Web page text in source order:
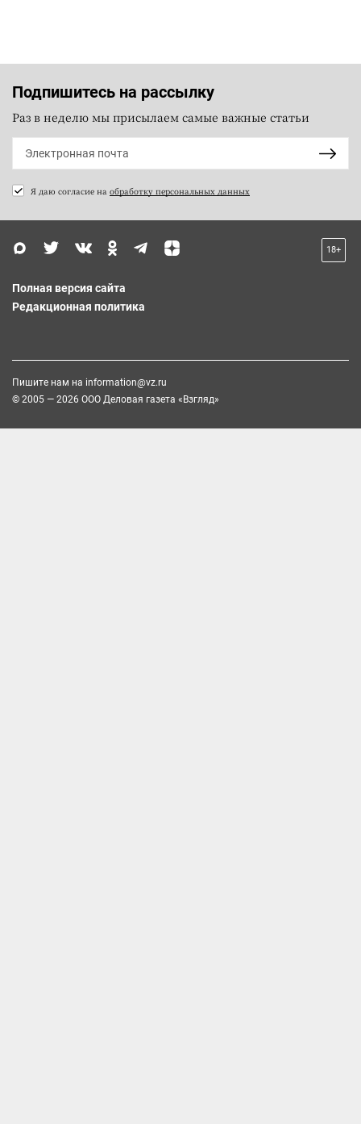
Подпишитесь на рассылку
Раз в неделю мы присылаем самые важные статьи
Я даю согласие на обработку персональных данных
18+
Полная версия сайта
Редакционная политика
Пишите нам на information@vz.ru
© 2005 — 2026 ООО Деловая газета «Взгляд»